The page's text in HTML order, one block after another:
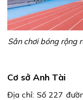
Sân chơi bóng rộng
Cơ sở Anh Tài
Địa chỉ: Số 227